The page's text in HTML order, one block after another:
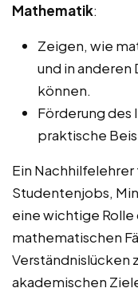
Mathematik:
Zeigen, wie
und in
können.
Förderung des
praktische
Ein
Studentenjobs,
eine wichtige Rolle
mathematischen
Verständnislücken
akademischen